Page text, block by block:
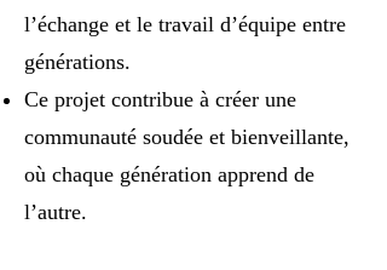
l’échange et le travail d’équipe entre
générations.
Ce projet contribue à créer une
communauté soudée et bienveillante,
où chaque génération apprend de
l’autre.